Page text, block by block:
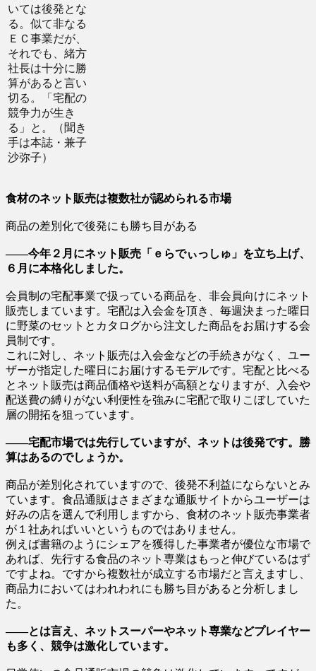
いては後発とな
る。似て非なる
ＥＣ事業だが、
それでも、緒方
社長は十分に勝
算があると言い
切る。「宅配の
競争力が生き
る」と。（聞き
手は本誌・兼子
沙弥子）
食材のネット販売は複数社が認められる市場
商品の差別化で後発にも勝ち目がある
――今年２月にネット販売「ｅらでぃっしゅ」を立ち上げ、
６月に本格化しました。
会員制の宅配事業で扱っている商品を、非会員向けにネット
販売しまています。宅配は入会金を頂き、毎週決まった曜日
に野菜のセットとカタログから注文した商品をお届けする会
員制です。
これに対し、ネット販売は入会金などの手続きがなく、ユー
ザーが指定した曜日にお届けするモデルです。宅配と比べる
とネット販売は商品価格や送料が高額となりますが、入会や
配送費の縛りがない利便性を強みに宅配で取りこぼしていた
層の開拓を狙っています。
――宅配市場では先行していますが、ネットは後発です。勝
算はあるのでしょうか。
商品が差別化されていますので、後発不利益にならないとみ
ています。食品通販はさまざまな通販サイトからユーザーは
好みの店を選んで利用しますから、食材のネット販売事業者
が１社あればいいというものではありません。
例えば書籍のようにシェアを獲得した事業者が優位な市場で
あれば、先行する食品のネット専業はもっと伸びているはず
ですよね。ですから複数社が成立する市場だと言えますし、
商品力においてはわれわれにも勝ち目があると分析しまし
た。
――とは言え、ネットスーパーやネット専業などプレイヤー
も多く、競争は激化しています。